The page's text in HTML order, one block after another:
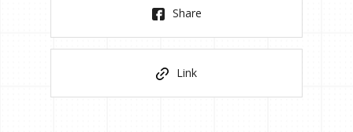
Share
Link